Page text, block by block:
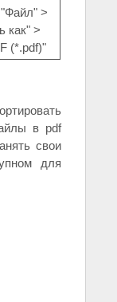
>
как" >
(*.pdf)"
в pdf
свои
для